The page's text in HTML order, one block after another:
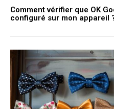
Comment vérifier que OK
configuré sur mon appareil